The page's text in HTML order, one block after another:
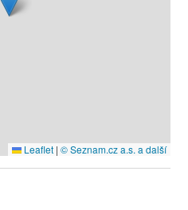
Leaflet | © Seznam.cz a.s. a další